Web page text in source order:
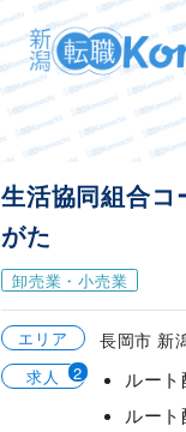
生活協同組合コ
がた
卸売業・小売業
エリア 長岡市 新
求人 2